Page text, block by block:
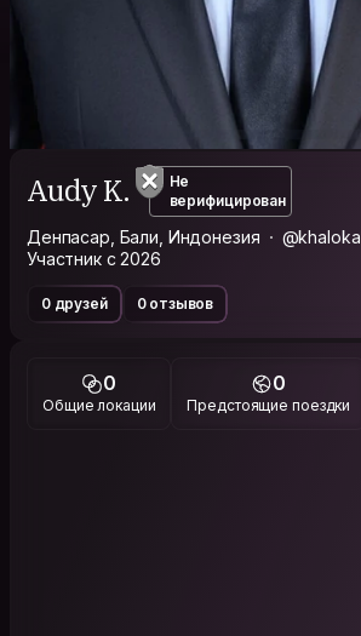
Audy K.
Не
верифицирован
Денпасар, Бали, Индонезия
@khaloka
Участник с 2026
0 друзей 0 отзывов
0
Общие локации
0
Предстоящие поездки